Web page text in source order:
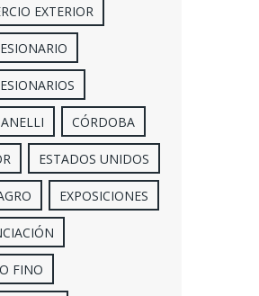
EXTERIOR
CÓRDOBA
ESTADOS UNIDOS
EXPOSICIONES
FINO